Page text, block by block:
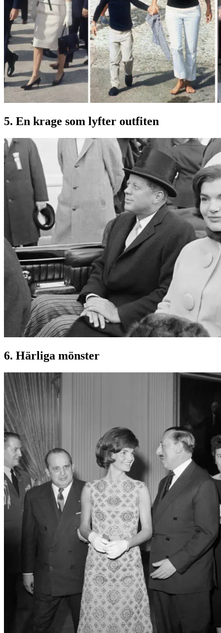
5. En krage som lyfter outfiten
6. Härliga mönster